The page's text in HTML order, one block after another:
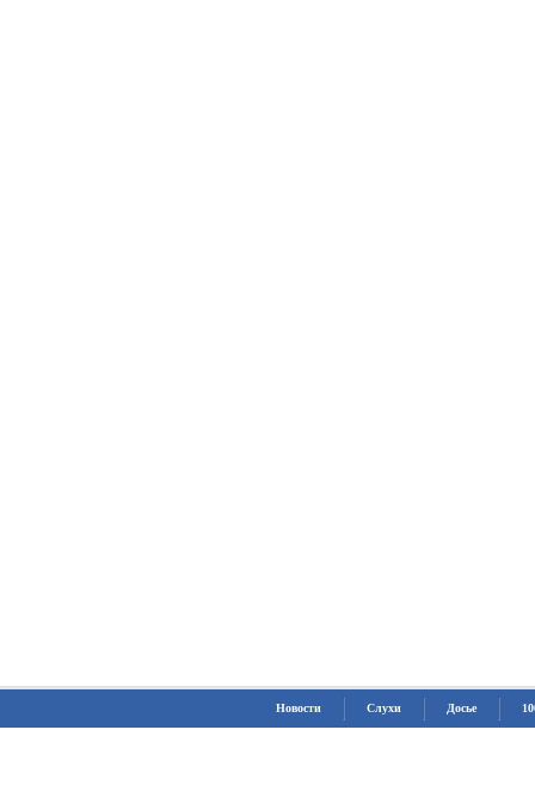
Новости Слухи Досье